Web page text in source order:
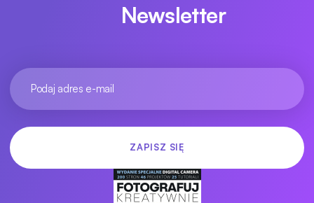
Newsletter